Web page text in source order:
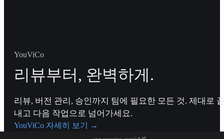
YouViCo
리뷰부터, 완벽하게.
리뷰, 버전 관리, 승인까지 팀에 필요한 모든 것. 제대로
내고 다음 작업으로 넘어가세요.
YouViCo 자세히 보기 →